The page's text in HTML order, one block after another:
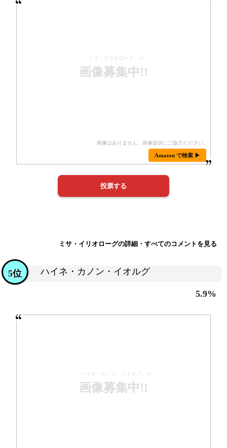
「ミサ・イリオローグ」の
画像募集中!!
Amazon で検索 ▶
ミサ・イリオローグの詳細・すべてのコメントを見る
ハイネ・カノン・イオルグ
5位
5.9%
「ハイネ・カノン・イオルグ」の
画像募集中!!